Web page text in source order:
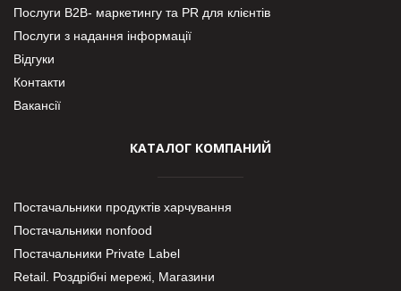
Послуги В2В- маркетингу та PR для клієнтів
Послуги з надання інформації
Відгуки
Контакти
Вакансії
КАТАЛОГ КОМПАНИЙ
Постачальники продуктів харчування
Постачальники nonfood
Постачальники Private Label
Retail. Роздрібні мережі, Магазини